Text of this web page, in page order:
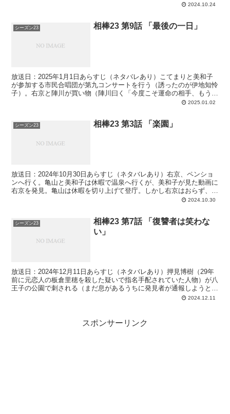
2024.10.24
シーズン23 相棒23 第9話 「最後の一日」
放送日：2025年1月1日あらすじ（ネタバレあり）こてまりと美和子
が参加する市民合唱団が第九コンサートを行う（誘ったのが伊地知怜
子）。右京と陣川が買い物（陣川曰く「今度こそ運命の相手、もうす
ぐ赤ちゃんが生まれる」）。亀山、伊丹、益子が澤田（... 2025.01.02
シーズン23 相棒23 第3話 「楽園」
放送日：2024年10月30日あらすじ（ネタバレあり）右京、ペンショ
ンへ行く。亀山と美和子は休暇で温泉へ行くが、美和子が見た動画に
右京を発見。亀山は休暇を切り上げて登庁。しかし右京はおらず、角
2024.10.30
シーズン23
相棒23 第7話 「復讐者は笑わな
い」
放送日：2024年12月11日あらすじ（ネタバレあり）押見博樹（29年
前に元恋人の板倉里穂を殺した疑いで指名手配されていた人物）が八
王子の公園で刺される（まだ息があるうちに発見者が通報しようとし
2024.12.11
スポンサーリンク